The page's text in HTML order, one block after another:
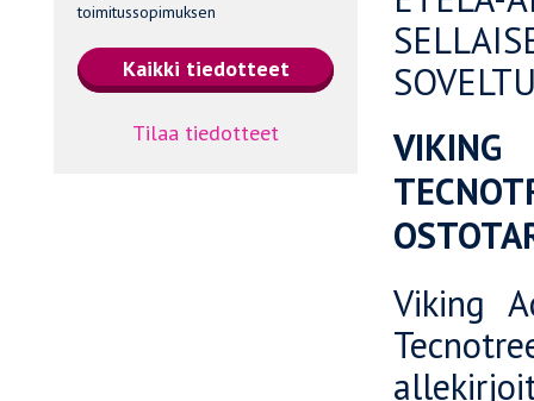
toimitussopimuksen
Tilaa tiedotteet
VIKING
Viking